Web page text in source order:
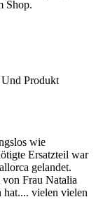
Shop.
Produkt
wie
Ersatzteil war
gelandet.
Frau Natalia
hat.... vielen vielen